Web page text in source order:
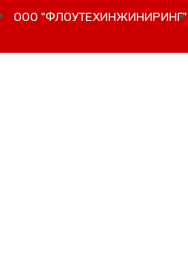
ООО "ФЛОУТЕХИНЖИНИРИНГ"